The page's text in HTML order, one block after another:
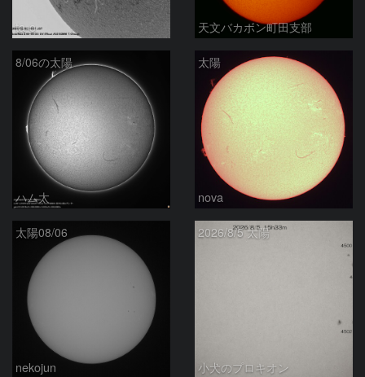
ta-o 天文バカボン町田支部
8/06の太陽
ハム太
太陽
nova
太陽08/06
nekojun
2026/8/5 太陽
小犬のプロキオン